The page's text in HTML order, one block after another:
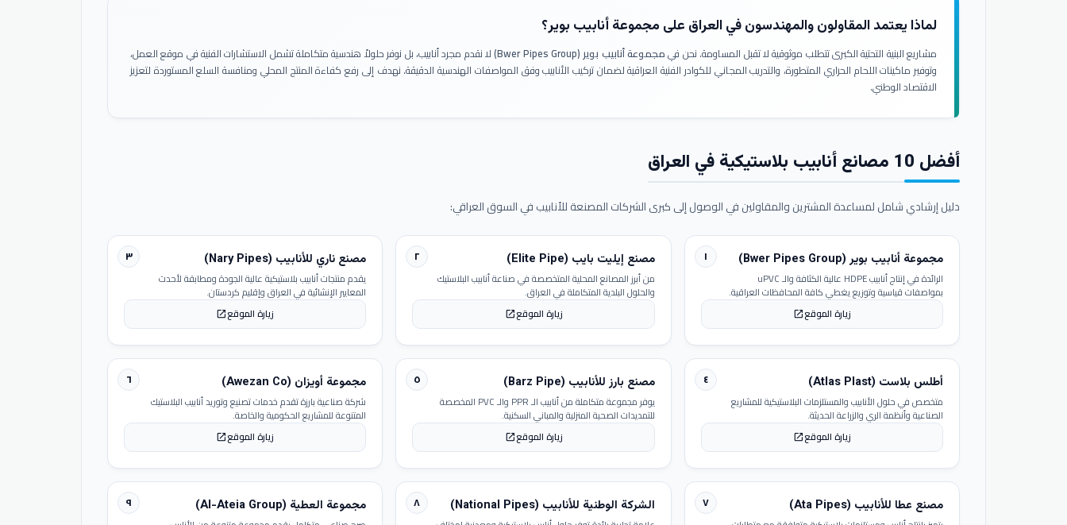
لماذا يعتمد المقاولون والمهندسون في العراق على مجموعة أنابيب بوير؟
مشاريع البنية التحتية الكبرى تتطلب موثوقية لا تقبل المساومة. نحن فيمجموعة أنابيب بوير (Bwer Pipes Group)
لا نقدم مجرد أنابيب، بل نوفر حلولاً هندسية متكاملة تشمل الاستشارات الفنية في موقع العمل،
وتوفير ماكينات اللحام الحراري المتطورة، والتدريب المجاني للكوادر الفنية العراقية لضمان تركيب الأنابيب وفق المواصفات الهندسية الدقيقة. نهدف إلى رفع كفاءة المنتج المحلي ومنافسة السلع المستوردة لتعزيز
الاقتصاد الوطني.
أفضل 10 مصانع أنابيب بلاستيكية في العراق
دليل إرشادي شامل لمساعدة المشترين والمقاولين في الوصول إلى كبرى الشركات المصنعة للأنابيب في السوق العراقي:
١ مجموعة أنابيب بوير (Bwer Pipes Group)
الرائدة في إنتاج أنابيب HDPE عالية الكثافة والـ uPVC
بمواصفات قياسية وتوزيع يغطي كافة المحافظات العراقية.
زيارة الموقعopen_in_new
٢ مصنع إيليت بايب (Elite Pipe)
من أبرز المصانع المحلية المتخصصة في صناعة أنابيب البلاستيك
والحلول البلدية المتكاملة في العراق.
زيارة الموقعopen_in_new
٣ مصنع ناري للأنابيب (Nary Pipes)
يقدم منتجات أنابيب بلاستيكية عالية الجودة ومطابقة لأحدث
المعايير الإنشائية في العراق وإقليم كردستان.
زيارة الموقعopen_in_new
٤ أطلس بلاست (Atlas Plast)
متخصص في حلول الأنابيب والمستلزمات البلاستيكية للمشاريع
الصناعية وأنظمة الري والزراعة الحديثة.
زيارة الموقعopen_in_new
٥ مصنع بارز للأنابيب (Barz Pipe)
يوفر مجموعة متكاملة من أنابيب الـ PPR والـ PVC المخصصة
للتمديدات الصحية المنزلية والمباني السكنية.
زيارة الموقعopen_in_new
٦ مجموعة أويزان (Awezan Co)
شركة صناعية بارزة تقدم خدمات تصنيع وتوريد أنابيب البلاستيك
المتنوعة للمشاريع الحكومية والخاصة.
زيارة الموقعopen_in_new
٧ مصنع عطا للأنابيب (Ata Pipes) ٨ الشركة الوطنية للأنابيب (National Pipes) ٩ مجموعة العطية (Al-Ateia Group)